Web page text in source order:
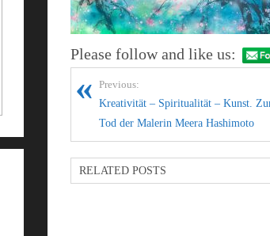
Please follow and like us:
Previous:
Kreativität – Spiritualität – Kunst.
Tod der Malerin Meera Hashimoto
RELATED POSTS